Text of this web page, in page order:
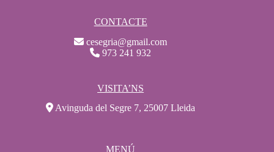
CONTACTE
cesegria@gmail.com
973 241 932
VISITA’NS
Avinguda del Segre 7, 25007 Lleida
MENÚ